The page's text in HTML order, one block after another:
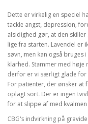
Dette er virkelig en speciel
tackle angst, depression,
alsidighed gør, at den
lige fra starten. Lavendel er
søvn, men kan også bruges
klarhed. Stammer med høje
derfor er vi særligt glade for
For patienter, der ønsker at
oplagt sort. Der er ingen
for at slippe af med
CBG's indvirkning på